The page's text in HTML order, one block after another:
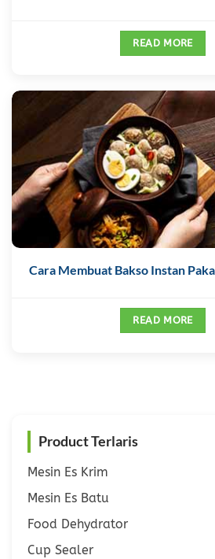
READ MORE
Cara Membuat Bakso Instan
READ MORE
Product Terlaris
Mesin Es Krim
Mesin Es Batu
Food Dehydrator
Cup Sealer